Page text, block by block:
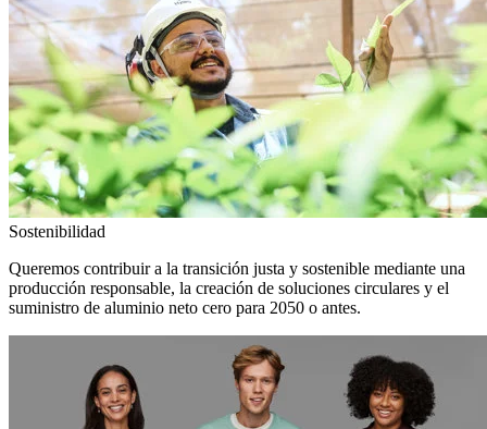
Sostenibilidad
Queremos contribuir a la transición justa y sostenible mediante una
producción responsable, la creación de soluciones circulares y el
suministro de aluminio neto cero para 2050 o antes.